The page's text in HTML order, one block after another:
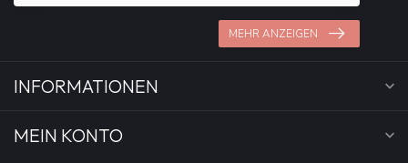
MEHR ANZEIGEN
INFORMATIONEN
MEIN KONTO